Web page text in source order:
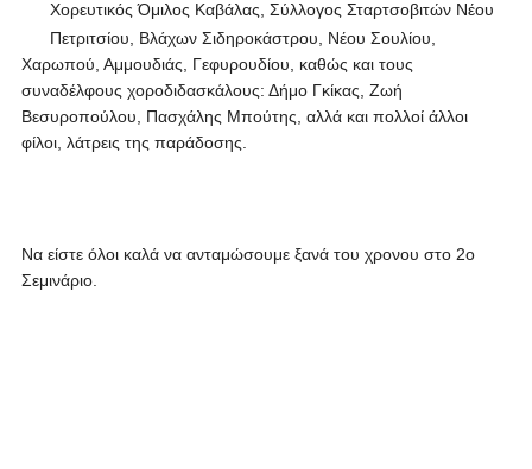
Χορευτικός Όμιλος Καβάλας, Σύλλογος Σταρτσοβιτών Νέου
Πετριτσίου, Βλάχων Σιδηροκάστρου, Νέου Σουλίου,
Χαρωπού, Αμμουδιάς, Γεφυρουδίου, καθώς και τους
συναδέλφους χοροδιδασκάλους: Δήμο Γκίκας, Ζωή
Βεσυροπούλου, Πασχάλης Μπούτης, αλλά και πολλοί άλλοι
φίλοι, λάτρεις της παράδοσης.
Να είστε όλοι καλά να ανταμώσουμε ξανά του χρονου στο 2ο
Σεμινάριο.